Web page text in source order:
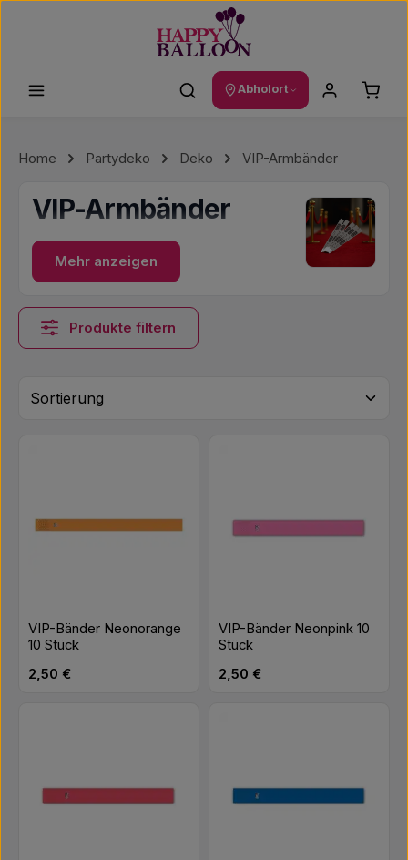
Abholort
Home Partydeko Deko VIP-Armbänder
VIP-Armbänder
Mehr anzeigen
Produkte filtern
VIP-Bänder Neonorange
10 Stück
Regulärer Preis:
2,50 €
VIP-Bänder Neonpink 10
Stück
Regulärer Preis:
2,50 €